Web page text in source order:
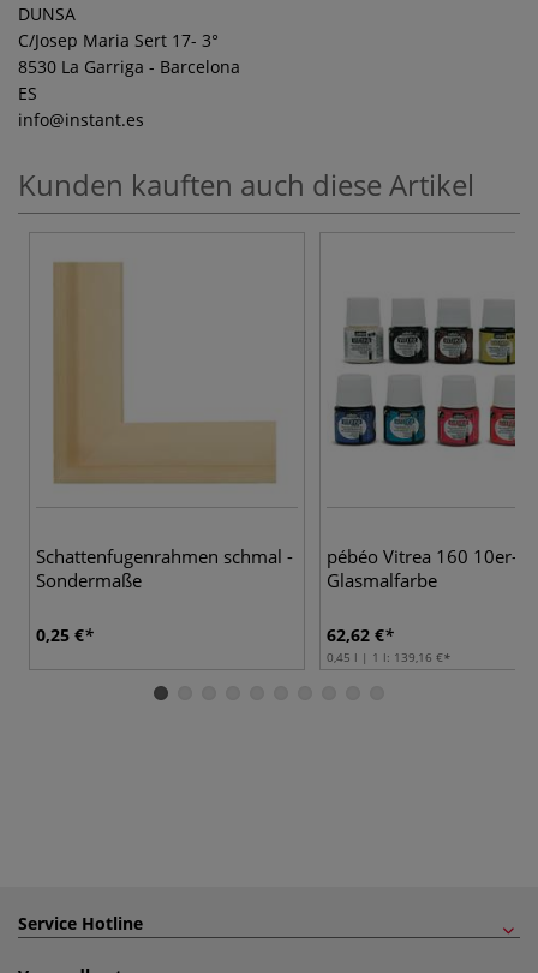
DUNSA
C/Josep Maria Sert 17- 3°
8530 La Garriga - Barcelona
ES
info@instant.es
Kunden kauften auch diese Artikel
Schattenfugenrahmen schmal -
Sondermaße
0,25 €
pébéo Vitrea 160 10er-
Glasmalfarbe
62,62 €
0,45 l | 1 l: 139,16 €
Service Hotline